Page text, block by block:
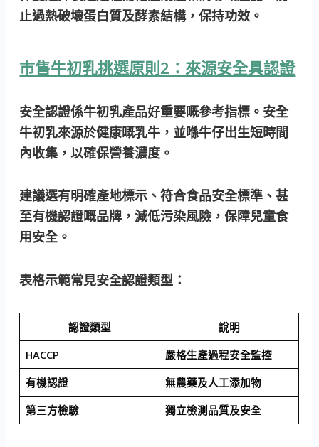
止過熱破壞蛋白質及酵素結構，保持功效。
市售牛初乳挑選原則2：來源安全具認證
安全認證係牛初乳產品好重要嘅參考指標。安全
牛初乳來源於健康嘅乳牛，並喺牛仔出生短時間
內收集，以確保營養濃度。
建議選有明確產地標示、符合食品安全標準、甚
至有機認證嘅品牌，減低污染風險，保障兒童食
用安全。
表格示範常見安全認證類型：
認證類型
說明
HACCP
嚴格生產過程安全監控
有機認證
無農藥及人工添加物
第三方檢驗
獨立檢測品質及安全